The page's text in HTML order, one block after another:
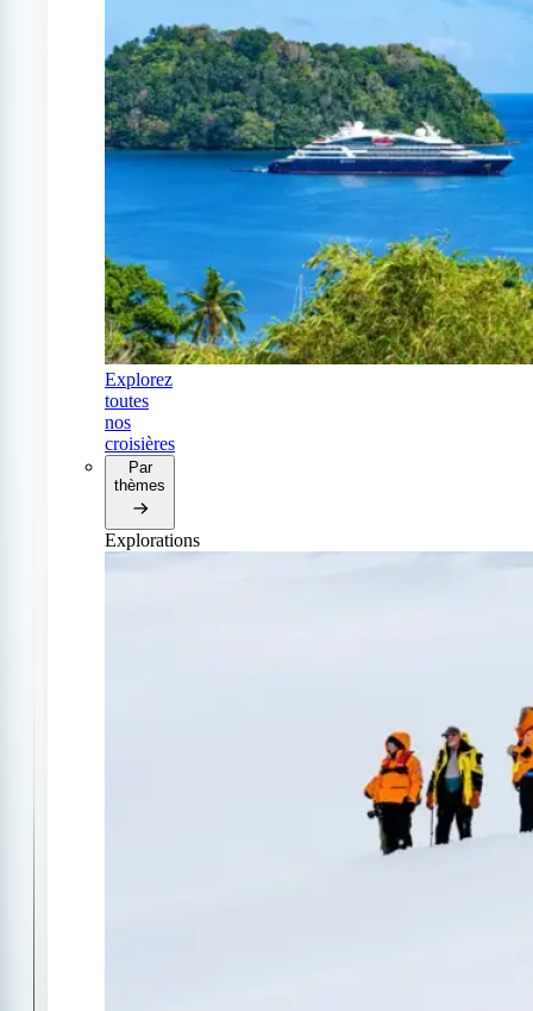
Explorez
toutes
nos
croisières
Par
thèmes
Explorations